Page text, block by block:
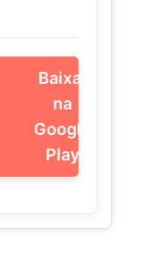
Baixar
na
Google
Play